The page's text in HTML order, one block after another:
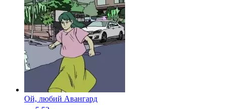
Ой, любий Авангард